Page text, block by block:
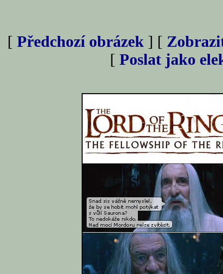
[ Předchozí obrázek ] [
[ Poslat jako